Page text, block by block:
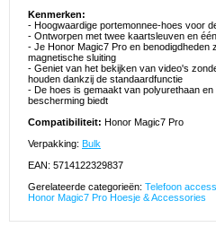
Kenmerken:
- Hoogwaardige portemonnee-hoes voor
- Ontworpen met twee kaartsleuven en
- Je Honor Magic7 Pro en benodigdheden
magnetische sluiting
- Geniet van het bekijken van video's
houden dankzij de standaardfunctie
- De hoes is gemaakt van polyurethaan
bescherming biedt
Compatibiliteit: Honor Magic7 Pro
Verpakking: Bulk
EAN: 5714122329837
Gerelateerde categorieën: Telefoon
Honor Magic7 Pro Hoesje & Accessories